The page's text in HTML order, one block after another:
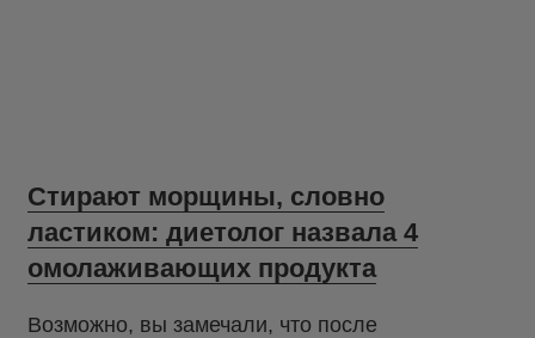
Стирают морщины, словно
ластиком: диетолог назвала 4
омолаживающих продукта
Возможно, вы замечали, что после